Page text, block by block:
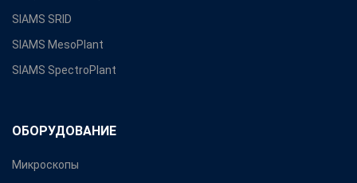
SIAMS SRID
SIAMS MesoPlant
SIAMS SpectroPlant
ОБОРУДОВАНИЕ
Микроскопы